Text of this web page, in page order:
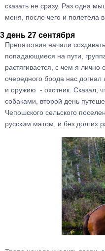
сказать не сразу. Раз одна
меня, после чего и полетела
3 день 27 сентября
Препятствия начали
попадающиеся на пути,
растягивается, с чем я лично
очередного брода нас
и оружию - охотник. Сказал,
собаками, второй день
Чепошского сельского
русским матом, и без долгих